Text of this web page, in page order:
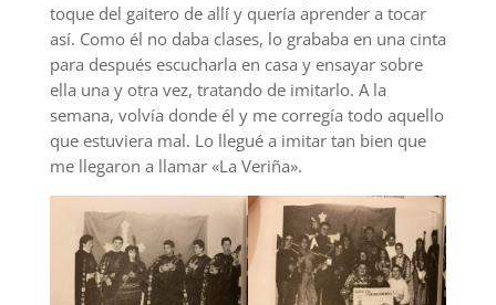
toque del gaitero de allí y quería aprender a tocar
así. Como él no daba clases, lo grababa en una cinta
para después escucharla en casa y ensayar sobre
ella una y otra vez, tratando de imitarlo. A la
semana, volvía donde él y me corregía todo aquello
que estuviera mal. Lo llegué a imitar tan bien que
me llegaron a llamar «La Veriña».